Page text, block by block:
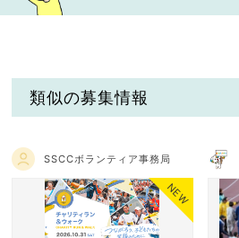
類似の募集情報
SSCCボランティア事務局
NEW